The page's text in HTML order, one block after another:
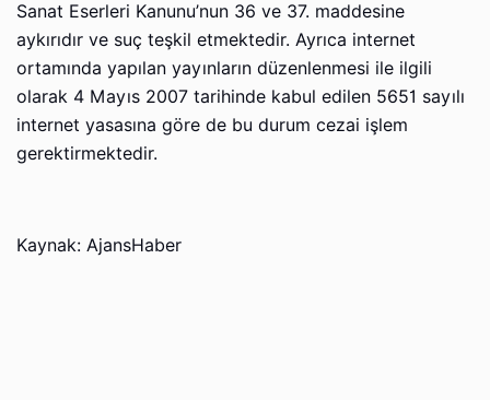
Sanat Eserleri Kanunu’nun 36 ve 37. maddesine
aykırıdır ve suç teşkil etmektedir. Ayrıca internet
ortamında yapılan yayınların düzenlenmesi ile ilgili
olarak 4 Mayıs 2007 tarihinde kabul edilen 5651 sayılı
internet yasasına göre de bu durum cezai işlem
gerektirmektedir.
Kaynak: AjansHaber